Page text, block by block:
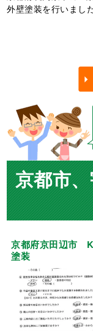
外壁塗装を行いました
京都市
京都府京田辺市
塗装